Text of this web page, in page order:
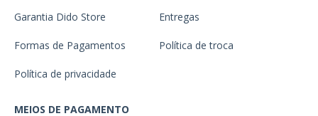
Garantia Dido Store
Entregas
Formas de Pagamentos Política de troca
Política de privacidade
MEIOS DE PAGAMENTO